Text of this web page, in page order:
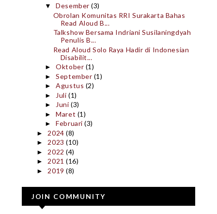
▼Desember(3)
Obrolan Komunitas RRI Surakarta Bahas
Read Aloud B...
Talkshow Bersama Indriani Susilaningdyah
Penulis B...
Read Aloud Solo Raya Hadir di Indonesian
Disabilit...
►Oktober (1)
►September (1)
►Agustus (2)
► Juli(1)
►Juni(3)
►Maret (1)
►Februari(3)
► 2024(8)
►2023(10)
► 2022(4)
►2021(16)
► 2019(8)
JOIN COMMUNITY